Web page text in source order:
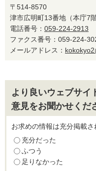
〒514-8570
津市広明町13番地（本庁7階
電話番号： 059-224-2913
ファクス番号：059-224-
メールアドレス：
より良いウェブサイ
意見をお聞かせくだ
お求めの情報は充分掲載さ
充分だった
ふつう
足りなかった